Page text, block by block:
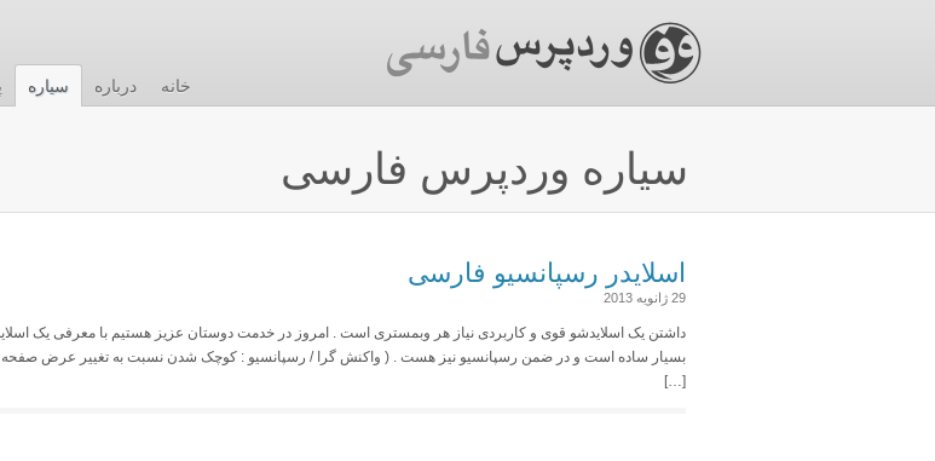
سیاره درباره خانه
سیاره وردپرس فارسی
اسلایدر رسپانسیو فارسی
29 ژانویه 2013
داشتن یک اسلایدشو قوی و کاربردی نیاز هر وبمستری است . امروز در خدمت دوستان عزیز هستیم با معرفی یک
[…]